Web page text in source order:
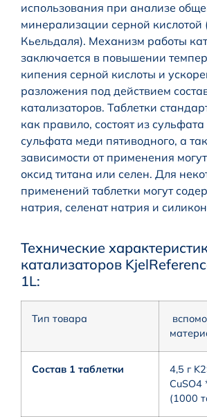
использования при анализе
минерализации серной кислотой
Кьельдаля). Механизм работы
заключается в повышении
кипения серной кислоты и
разложения под действием
катализаторов. Таблетки
как правило, состоят из
сульфата меди пятиводного, а
зависимости от применения
оксид титана или селен. Для
применений таблетки могут
натрия, селенат натрия и
Технические
катализаторов
1L:
Тип товара
Состав 1 таблетки
4,5 г
CuSO4
(1000